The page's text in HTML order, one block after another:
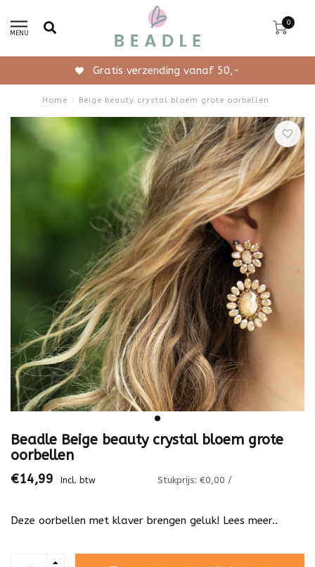
MENU
0
Gratis verzending vanaf 50,-
Home / Beige beauty crystal bloem grote oorbellen
Beadle Beige beauty crystal bloem grote
oorbellen
€14,99 Incl. btw Stukprijs: €0,00 /
Deze oorbellen met klaver brengen geluk! Lees meer..